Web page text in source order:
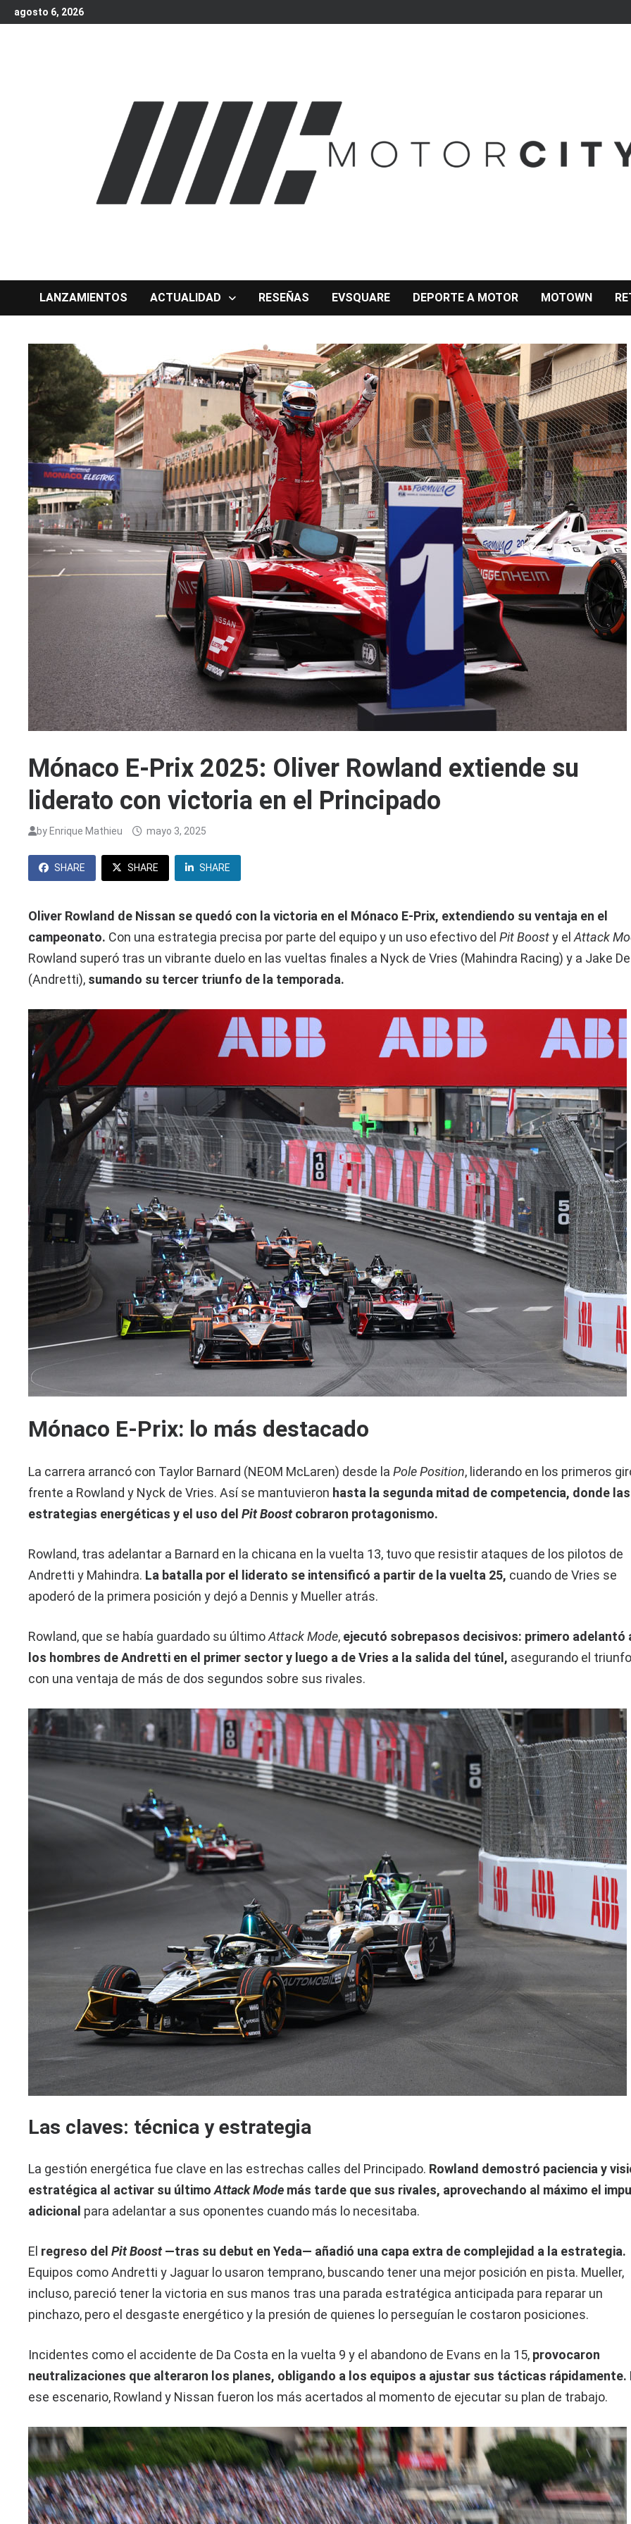
Skip
to
agosto 6, 2026
LANZAMIENTOS ACTUALIDAD RESEÑAS EVSQUARE DEPORTE A MOTOR MOTOWN
Mónaco E-Prix 2025: Oliver Rowland extiende su
liderato con victoria en el Principado
by Enrique Mathieu mayo 3, 2025
SHARE SHARE SHARE
Oliver Rowland de Nissan se quedó con la victoria en el Mónaco E-Prix, extendiendo su ventaja en el
campeonato. Con una estrategia precisa por parte del equipo y un uso efectivo delPit Boosty elAttack
Rowland superó tras un vibrante duelo en las vueltas finales a Nyck de Vries (Mahindra Racing) y a Jake
(Andretti), sumando su tercer triunfo de la temporada.
Mónaco E-Prix: lo más destacado
La carrera arrancó con Taylor Barnard (NEOM McLaren) desde laPole Position, liderando en los primeros
frente a Rowland y Nyck de Vries. Así se mantuvieron hasta la segunda mitad de competencia, donde las
estrategias energéticas y el uso delPit Boostcobraron protagonismo.
Rowland, tras adelantar a Barnard en la chicana en la vuelta 13, tuvo que resistir ataques de los pilotos de
Andretti y Mahindra. La batalla por el liderato se intensificó a partir de la vuelta 25, cuando de Vries se
apoderó de la primera posición y dejó a Dennis y Mueller atrás.
Rowland, que se había guardado su últimoAttack Mode, ejecutó sobrepasos decisivos: primero adelantó
los hombres de Andretti en el primer sector y luego a de Vries a la salida del túnel, asegurando el
con una ventaja de más de dos segundos sobre sus rivales.
Las claves: técnica y estrategia
La gestión energética fue clave en las estrechas calles del Principado. Rowland demostró paciencia y
estratégica al activar su últimoAttack Mode más tarde que sus rivales, aprovechando al máximo el
adicional para adelantar a sus oponentes cuando más lo necesitaba.
El regreso delPit Boost—tras su debut en Yeda— añadió una capa extra de complejidad a la estrategia.
Equipos como Andretti y Jaguar lo usaron temprano, buscando tener una mejor posición en pista. Mueller,
incluso, pareció tener la victoria en sus manos tras una parada estratégica anticipada para reparar un
pinchazo, pero el desgaste energético y la presión de quienes lo perseguían le costaron posiciones.
Incidentes como el accidente de Da Costa en la vuelta 9 y el abandono de Evans en la 15, provocaron
neutralizaciones que alteraron los planes, obligando a los equipos a ajustar sus tácticas rápidamente.
ese escenario, Rowland y Nissan fueron los más acertados al momento de ejecutar su plan de trabajo.